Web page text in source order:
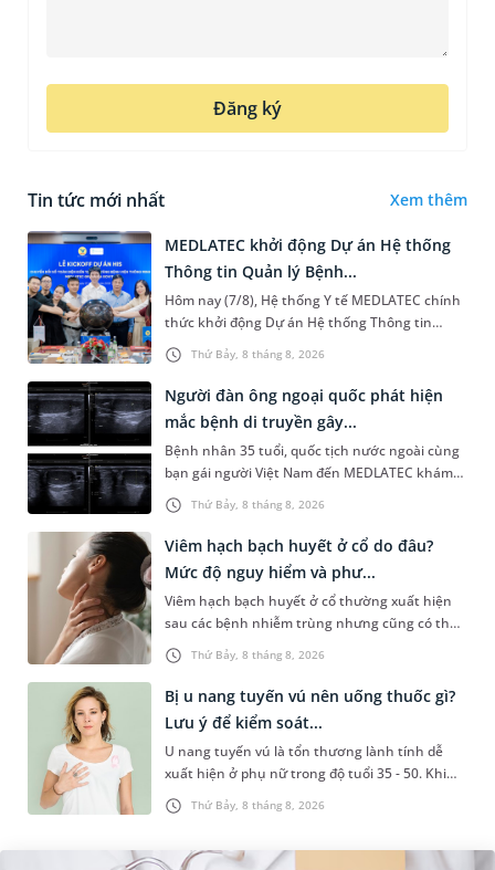
Đăng ký
Tin tức mới nhất Xem thêm
Thứ Bảy, 8 tháng 8, 2026
MEDLATEC khởi động Dự án Hệ thống
Thông tin Quản lý Bệnh...
Hôm nay (7/8), Hệ thống Y tế MEDLATEC chính
thức khởi động Dự án Hệ thống Thông tin
Quản lý Bệnh viện (HIS - Hospital Information
System) giai đoạn mới. Dự á...
Thứ Bảy, 8 tháng 8, 2026
Người đàn ông ngoại quốc phát hiện
mắc bệnh di truyền gây...
Bệnh nhân 35 tuổi, quốc tịch nước ngoài cùng
bạn gái người Việt Nam đến MEDLATEC khám
sức khỏe tiền hôn nhân. Qua thăm khám và
làm các xét nghiệm chuyên sâu,...
Thứ Bảy, 8 tháng 8, 2026
Viêm hạch bạch huyết ở cổ do đâu?
Mức độ nguy hiểm và phư...
Viêm hạch bạch huyết ở cổ thường xuất hiện
sau các bệnh nhiễm trùng nhưng cũng có thể
liên quan đến lao hạch hoặc ung thư. Để tìm
hiểu nguyên nhân gây viêm,...
Thứ Bảy, 8 tháng 8, 2026
Bị u nang tuyến vú nên uống thuốc gì?
Lưu ý để kiểm soát...
U nang tuyến vú là tổn thương lành tính dễ
xuất hiện ở phụ nữ trong độ tuổi 35 - 50. Khi
được chẩn đoán mắc bệnh, nhiều người
thường băn khoăn u nang tuyến v...